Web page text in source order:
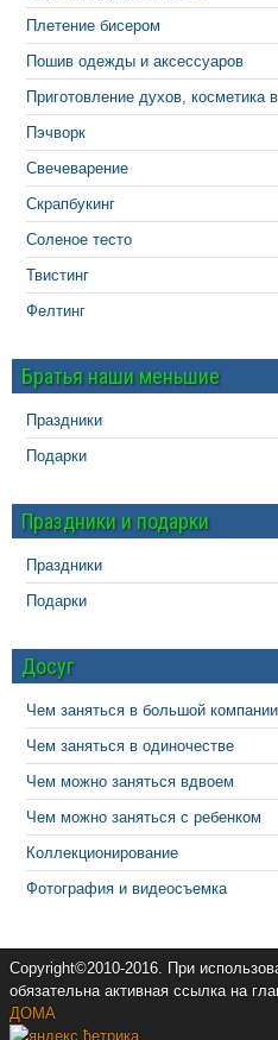
Плетение бисером
Пошив одежды и аксессуаров
Приготовление духов, косметика
Пэчворк
Свечеварение
Скрапбукинг
Соленое тесто
Твистинг
Фелтинг
Братья наши меньшие
Праздники
Подарки
Праздники и подарки
Праздники
Подарки
Досуг
Чем заняться в большой компании
Чем заняться в одиночестве
Чем можно заняться вдвоем
Чем можно заняться с ребенком
Коллекционирование
Фотография и видеосъемка
Copyright©2010-2016. При
обязательна активная ссылка на
ДОМА